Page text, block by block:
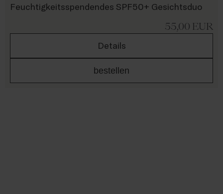
Feuchtigkeitsspendendes SPF50+ Gesichtsduo
55,00 EUR
Details
bestellen